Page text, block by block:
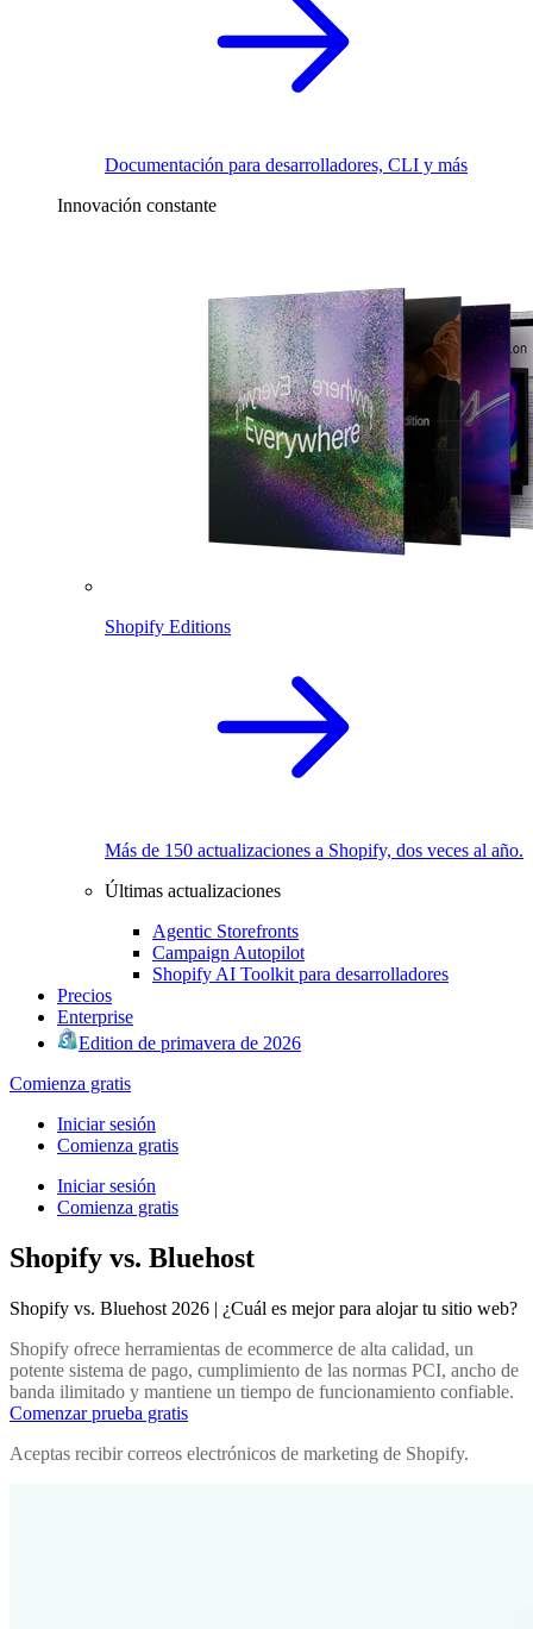
Documentación para desarrolladores, CLI y más
Innovación constante
Shopify Editions
Más de 150 actualizaciones a Shopify, dos veces al año.
Últimas actualizaciones
Agentic Storefronts
Campaign Autopilot
Shopify AI Toolkit para desarrolladores
Precios
Enterprise
Edition de primavera de 2026
Comienza gratis
Iniciar sesión
Comienza gratis
Iniciar sesión
Comienza gratis
Shopify vs. Bluehost
Shopify vs. Bluehost 2026 | ¿Cuál es mejor para alojar tu sitio web?
Shopify ofrece herramientas de ecommerce de alta calidad, un
potente sistema de pago, cumplimiento de las normas PCI, ancho de
banda ilimitado y mantiene un tiempo de funcionamiento confiable.
Comenzar prueba gratis
Aceptas recibir correos electrónicos de marketing de Shopify.